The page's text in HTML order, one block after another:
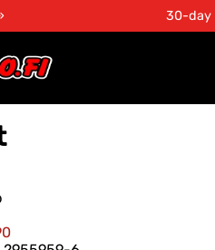
30-day